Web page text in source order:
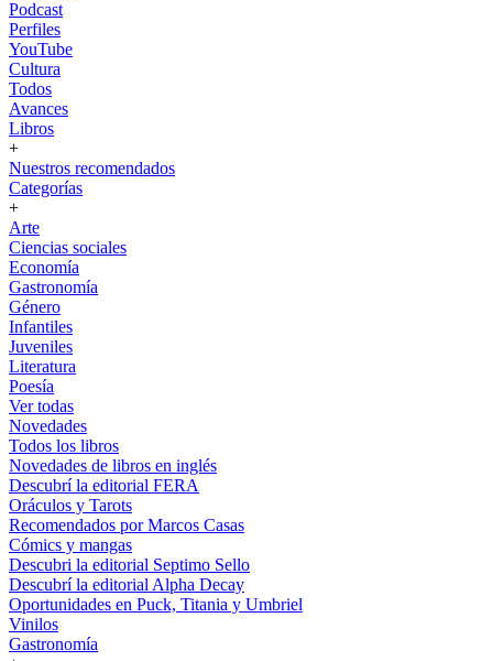
Podcast
Perfiles
YouTube
Cultura
Todos
Avances
Libros
+
Nuestros recomendados
Categorías
+
Arte
Ciencias sociales
Economía
Gastronomía
Género
Infantiles
Juveniles
Literatura
Poesía
Ver todas
Novedades
Todos los libros
Novedades de libros en inglés
Descubrí la editorial FERA
Oráculos y Tarots
Recomendados por Marcos Casas
Cómics y mangas
Descubri la editorial Septimo Sello
Descubrí la editorial Alpha Decay
Oportunidades en Puck, Titania y Umbriel
Vinilos
Gastronomía